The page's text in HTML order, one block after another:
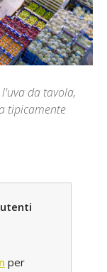
da tavola,
tipicamente
per